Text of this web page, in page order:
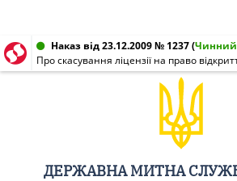
Наказ від 23.12.2009 № 1237(Чинний
ДЕРЖАВНА МИТНА